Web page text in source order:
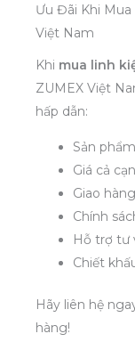
Ưu Đãi Khi Mua
Việt Nam
Khi mua linh
ZUMEX Việt
hấp dẫn:
Sản
Giá cả
Giao
Chính
Hỗ trợ tư
Chiết
Hãy liên hệ
hàng!